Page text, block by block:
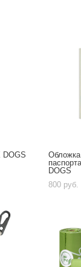
Обложка
DOGS
800 pуб.